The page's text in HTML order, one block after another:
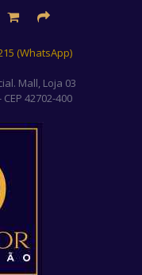
(WhatsApp)
Mall, Loja 03
42702-400